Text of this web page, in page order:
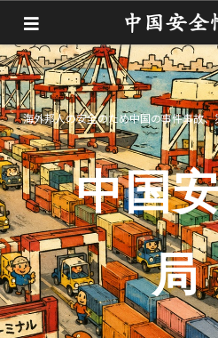
海外邦人の安全のため中国の事件事故
中国
局